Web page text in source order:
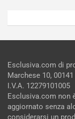
Esclusiva.com di
Marchese 10,
I.V.A. 12279101005
Esclusiva.com non
aggiornato senza
considerarsi un